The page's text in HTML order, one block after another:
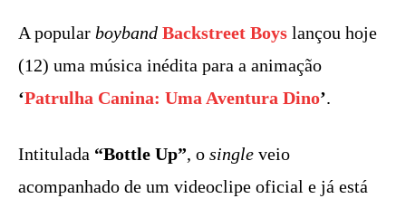
A popular boyband Backstreet Boys lançou hoje
(12) uma música inédita para a animação
‘Patrulha Canina: Uma Aventura Dino’.
Intitulada “Bottle Up”, o single veio
acompanhado de um videoclipe oficial e já está